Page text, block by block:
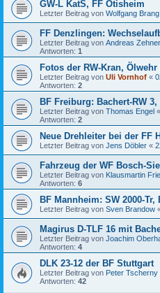
GW-L KatS, FF Ötisheim
Letzter Beitrag von Wolfgang Brang
FF Denzlingen:
Letzter Beitrag von Andreas Zehner
Antworten: 1
Fotos der RW-Kran,
Letzter Beitrag von Uli Vornhof «
Antworten: 2
BF Freiburg: Bachert-RW
Letzter Beitrag von Thomas Engel «
Antworten: 2
Neue Drehleiter bei der FF
Letzter Beitrag von Jens Döbler «
Fahrzeug der WF Bosch-
Letzter Beitrag von Klausmartin
Antworten: 6
BF Mannheim: SW 2000-Tr,
Letzter Beitrag von Sven Brandow
Magirus D-TLF 16 mit
Letzter Beitrag von Joachim
Antworten: 4
DLK 23-12 der BF Stuttgart
Letzter Beitrag von Peter Tscherny
Antworten: 42